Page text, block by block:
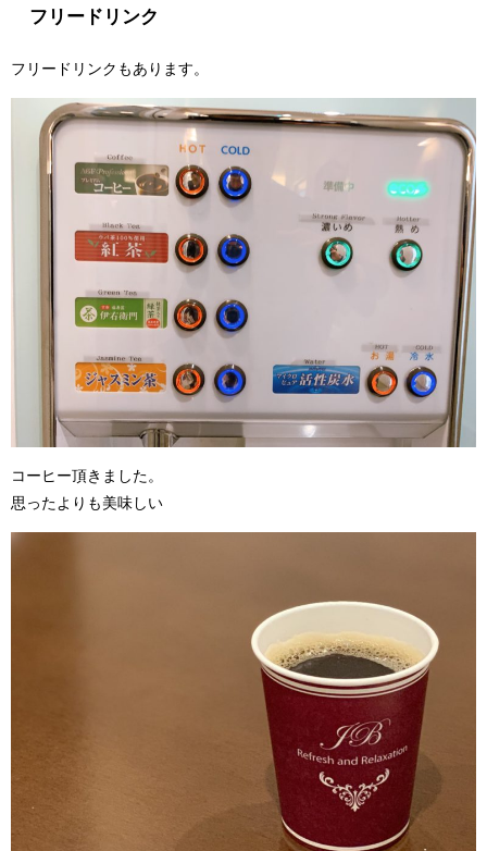
フリードリンク
フリードリンクもあります。
コーヒー頂きました。
思ったよりも美味しい